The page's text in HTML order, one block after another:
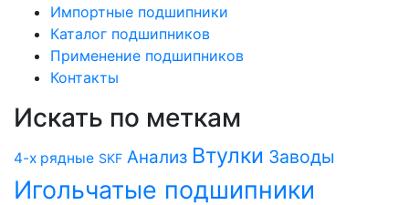
Импортные подшипники
Каталог подшипников
Применение подшипников
Контакты
Искать по меткам
4-х рядные SKF Анализ Втулки Заводы
Игольчатые подшипники